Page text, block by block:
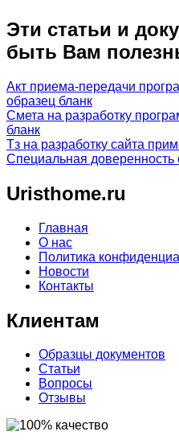
Эти статьи и
быть Вам
Акт приема-передачи
образец бланк
Смета на разработку
бланк
Тз на разработку сайта
Специальная доверенность
Uristhome.ru
Главная
О нас
Политика
Новости
Контакты
Клиентам
Образцы документов
Статьи
Вопросы
Отзывы